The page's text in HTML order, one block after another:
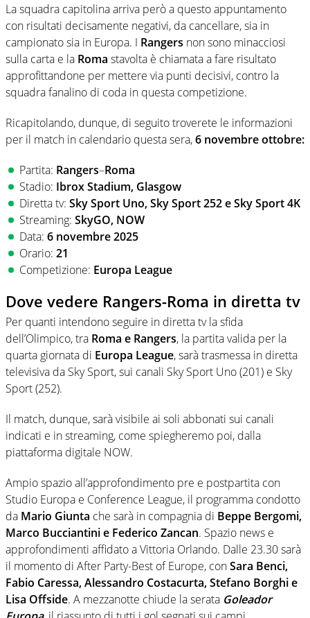
La squadra capitolina arriva però a questo appuntamento
con risultati decisamente negativi, da cancellare, sia in
campionato sia in Europa. I Rangers non sono minacciosi
sulla carta e la Roma stavolta è chiamata a fare risultato
approfittandone per mettere via punti decisivi, contro la
squadra fanalino di coda in questa competizione.
Ricapitolando, dunque, di seguito troverete le informazioni
per il match in calendario questa sera,6 novembre ottobre:
Partita: Rangers–Roma
Stadio: Ibrox Stadium, Glasgow
Diretta tv: Sky Sport Uno, Sky Sport 252 e Sky Sport 4K
Streaming: SkyGO, NOW
Data: 6 novembre 2025
Orario: 21
Competizione: Europa League
Dove vedere Rangers-Roma in diretta tv
Per quanti intendono seguire in diretta tv la sfida
dell’Olimpico, tra Roma e Rangers, la partita valida per la
quarta giornata di Europa League, sarà trasmessa in diretta
televisiva da Sky Sport, sui canali Sky Sport Uno (201) e Sky
Sport (252).
Il match, dunque, sarà visibile ai soli abbonati sui canali
indicati e in streaming, come spiegheremo poi, dalla
piattaforma digitale NOW.
Ampio spazio all’approfondimento pre e postpartita con
Studio Europa e Conference League, il programma condotto
da Mario Giunta che sarà in compagnia di Beppe Bergomi,
Marco Bucciantini e Federico Zancan. Spazio news e
approfondimenti affidato a Vittoria Orlando. Dalle 23.30 sarà
il momento di After Party-Best of Europe, conSara Benci,
Fabio Caressa, Alessandro Costacurta, Stefano Borghi e
Lisa Offside. A mezzanotte chiude la serata Goleador